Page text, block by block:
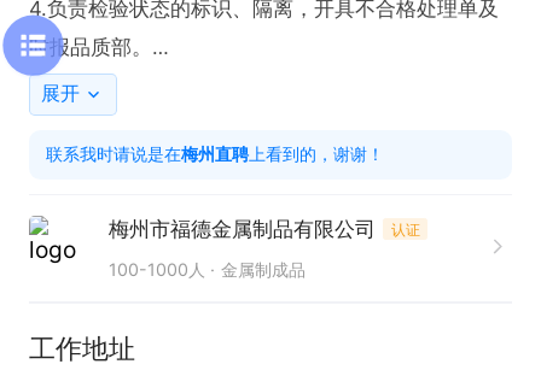
4.负责检验状态的标识、隔离，开具不合格处理单及
时报品质部。
5.负责生产过程中不合格改善措施进行跟踪，会同车
岗位要求：
2.有铸造行业工作经验和检检经验优先。
3.熟悉计算机办公软件,有较好的学习能力和学习意
福利待遇：
展开
联系我时请说是在梅州直聘 上看到的，谢谢！
梅州市福德金属制品有限公司 认证
100-1000人 金属制成品
工作地址